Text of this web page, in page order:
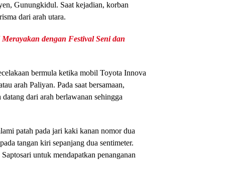
Gunungkidul. Saat kejadian, korban
dari arah utara.
dengan Festival Seni dan
bermula ketika mobil Toyota Innova
arah Paliyan. Pada saat bersamaan,
dari arah berlawanan sehingga
patah pada jari kaki kanan nomor dua
tangan kiri sepanjang dua sentimeter.
untuk mendapatkan penanganan